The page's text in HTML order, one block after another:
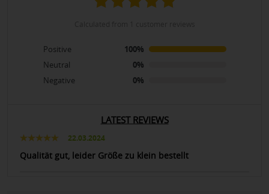
Positive
100%
Neutral
0%
Negative
0%
LATEST REVIEWS
22.03.2024
Qualität gut, leider Größe zu klein bestellt